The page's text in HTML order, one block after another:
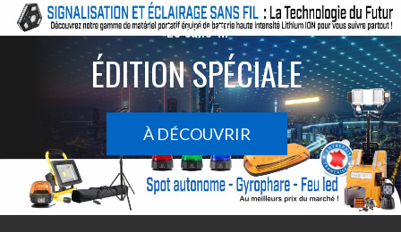
Le sans-fil
ÉDITION SPÉCIALE
À DÉCOUVRIR